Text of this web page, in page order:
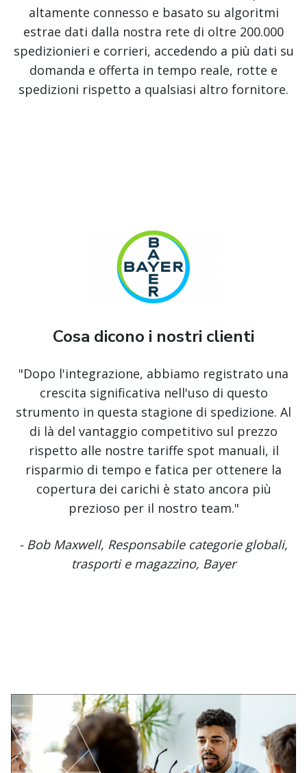
altamente connesso e basato su algoritmi
estrae dati dalla nostra rete di oltre 200.000
spedizionieri e corrieri, accedendo a più dati su
domanda e offerta in tempo reale, rotte e
spedizioni rispetto a qualsiasi altro fornitore.
Cosa dicono i nostri clienti
"Dopo l'integrazione, abbiamo registrato una
crescita significativa nell'uso di questo
strumento in questa stagione di spedizione. Al
di là del vantaggio competitivo sul prezzo
rispetto alle nostre tariffe spot manuali, il
risparmio di tempo e fatica per ottenere la
copertura dei carichi è stato ancora più
prezioso per il nostro team."
- Bob Maxwell, Responsabile categorie globali,
trasporti e magazzino, Bayer